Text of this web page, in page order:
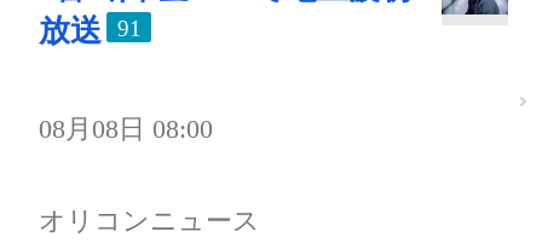
放送
91
08月08日 08:00
オリコンニュース